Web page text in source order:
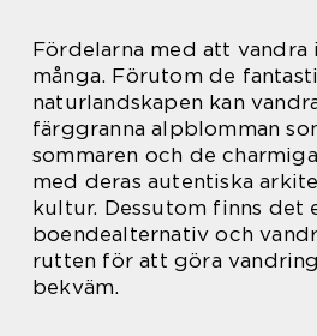
Fördelarna med att vandra
många. Förutom de
naturlandskapen kan
färggranna alpblomman
sommaren och de
med deras autentiska
kultur. Dessutom finns
boendealternativ och
rutten för att göra
bekväm.